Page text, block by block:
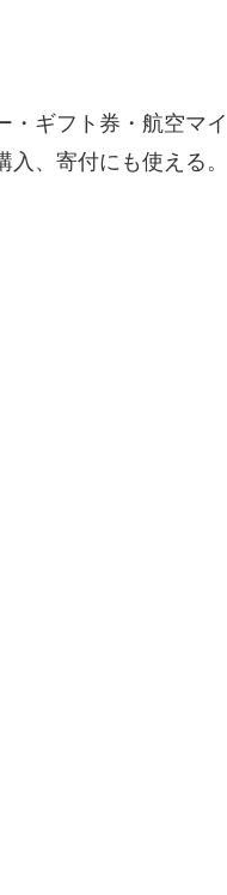
・ギフト券・航空マイ
、寄付にも使える。